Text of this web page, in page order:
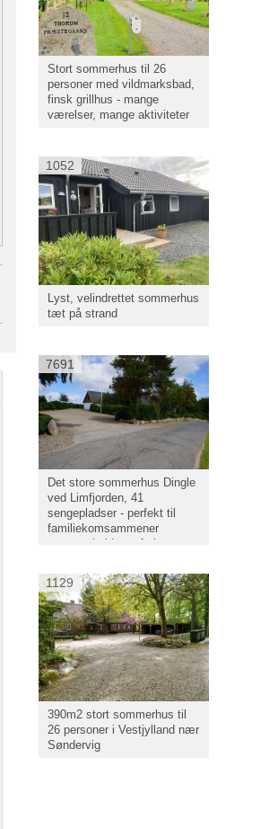
Stort sommerhus til 26
personer med vildmarksbad,
finsk grillhus - mange
værelser, mange aktiviteter
1052
Lyst, velindrettet sommerhus
tæt på strand
7691
Det store sommerhus Dingle
ved Limfjorden, 41
sengepladser - perfekt til
familiekomsammener
gruppearbejde og ferie
1129
390m2 stort sommerhus til
26 personer i Vestjylland nær
Søndervig